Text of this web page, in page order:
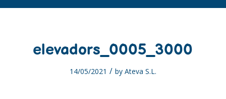
elevadors_0005_3000
14/05/2021 / by Ateva S.L.